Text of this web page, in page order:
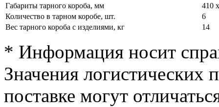
Габариты тарного короба, мм
410
Количество в тарном коробе, шт.
6
Вес тарного короба с изделиями, кг
14
* Информация носит
Значения логистических
поставке могут